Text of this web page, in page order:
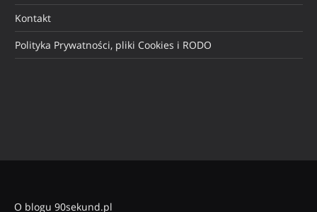
Kontakt
Polityka Prywatności, pliki Cookies i RODO
O blogu 90sekund.pl